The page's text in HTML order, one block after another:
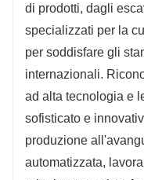
di prodotti, dagli
specializzati per la
per soddisfare gli
internazionali.
ad alta tecnologia e
sofisticato e
produzione
automatizzata,